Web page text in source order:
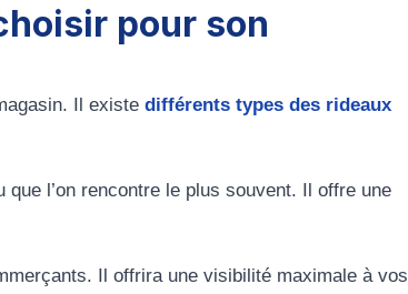
pour son
Il existe différents types des rideaux
l’on rencontre le plus souvent. Il offre une
Il offrira une visibilité maximale à vos